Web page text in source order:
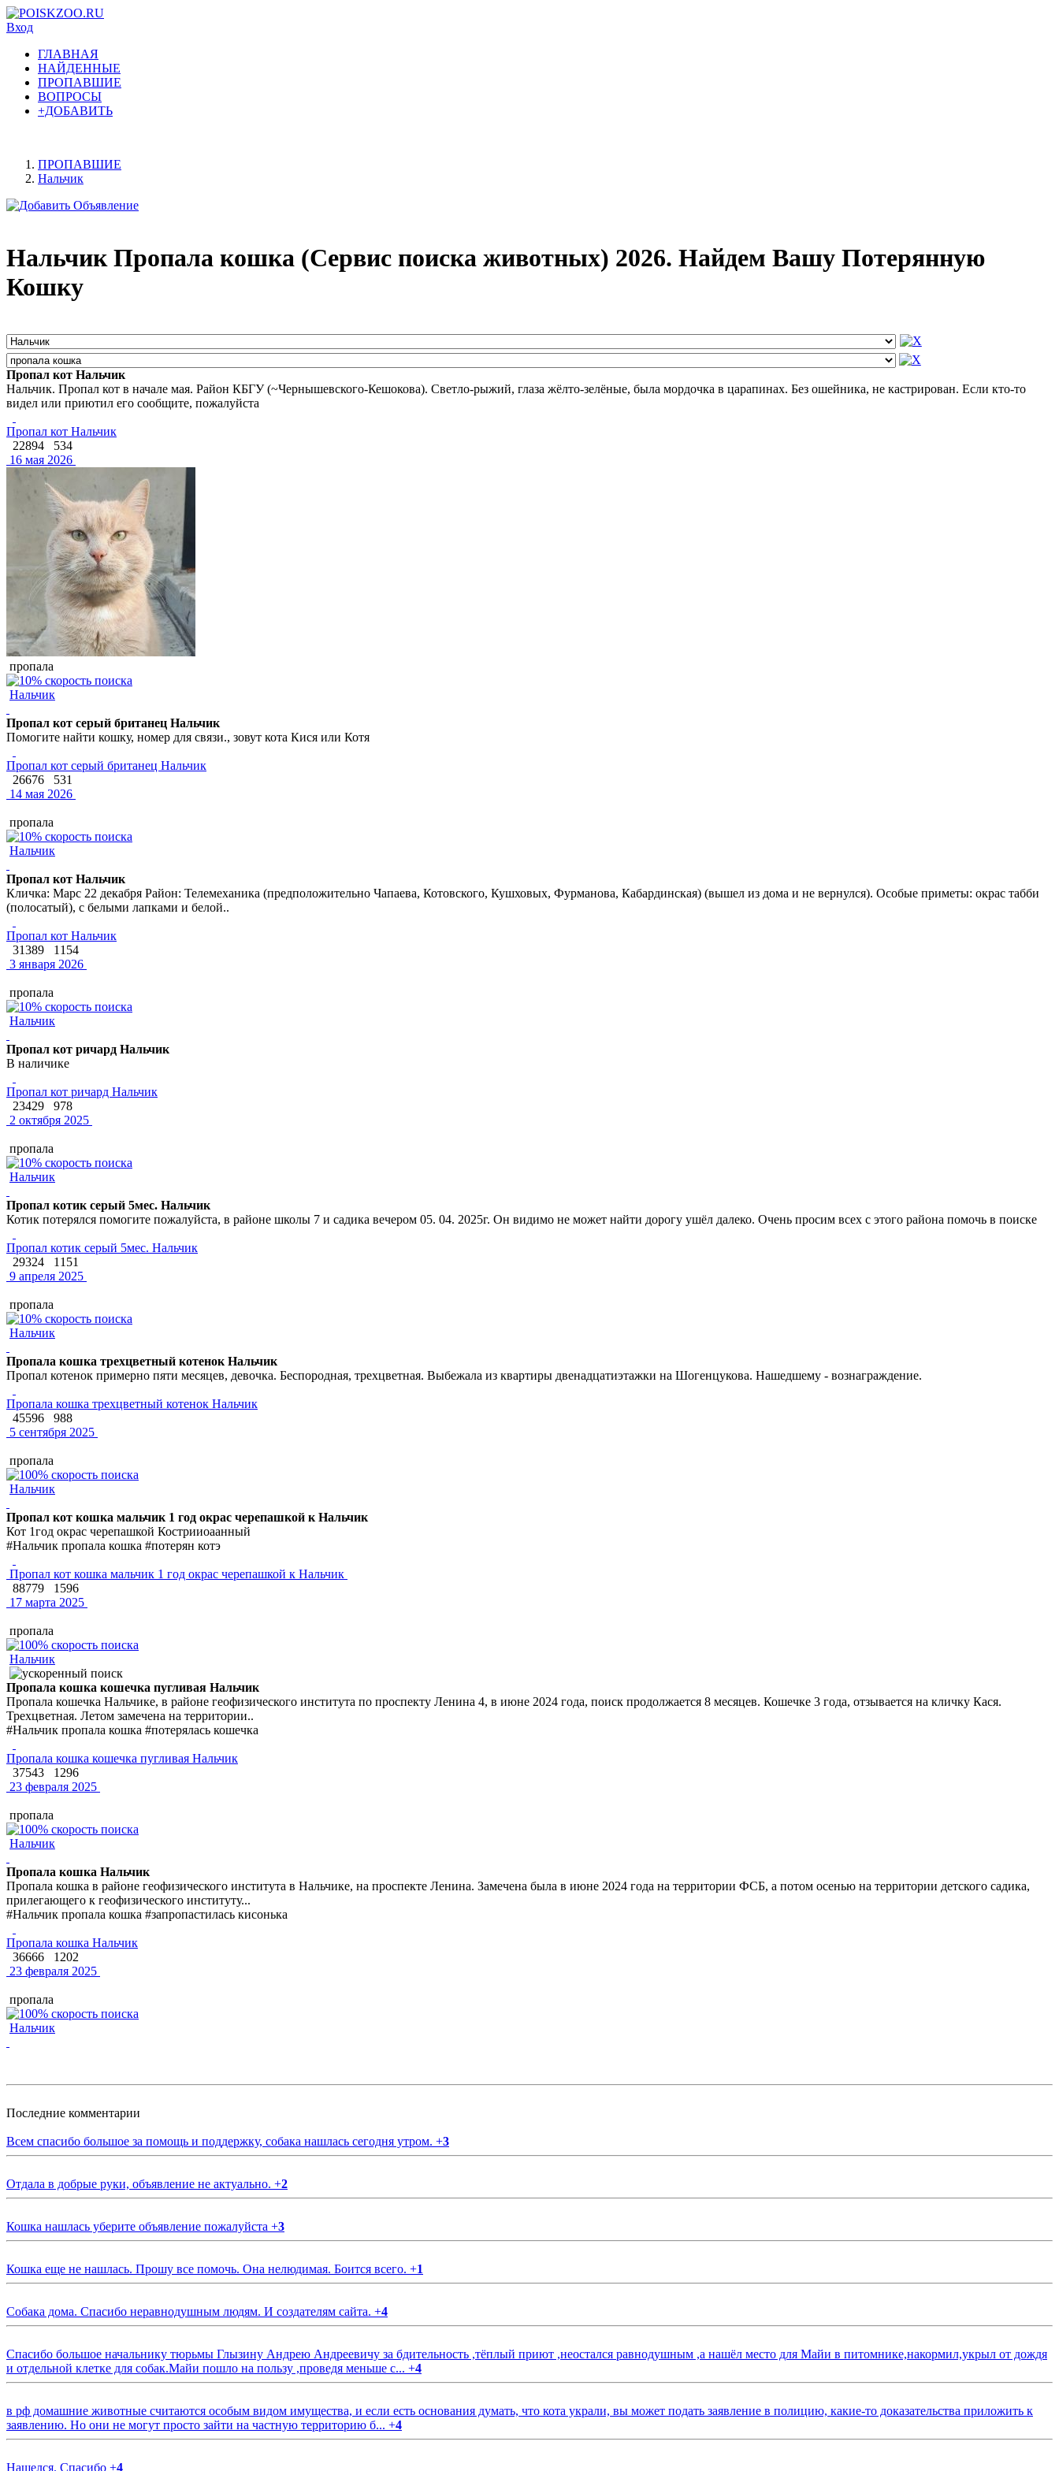
Вход
ГЛАВНАЯ
НАЙДЕННЫЕ
ПРОПАВШИЕ
ВОПРОСЫ
+ДОБАВИТЬ
ПРОПАВШИЕ
Нальчик
Нальчик Пропала кошка (Сервис поиска животных) 2026. Найдем Вашу Потерянную
Кошку
Пропал кот Нальчик
Нальчик. Пропал кот в начале мая. Район КБГУ (~Чернышевского-Кешокова). Светло-рыжий, глаза жёлто-зелёные, была мордочка в царапинах. Без ошейника, не кастрирован. Если кто-то
видел или приютил его сообщите, пожалуйста
Пропал кот Нальчик
22894
534
16 мая 2026
пропала
Нальчик
Пропал кот серый британец Нальчик
Помогите найти кошку, номер для связи., зовут кота Кися или Котя
Пропал кот серый британец Нальчик
26676
531
14 мая 2026
пропала
Нальчик
Пропал кот Нальчик
Кличка: Марс 22 декабря Район: Телемеханика (предположительно Чапаева, Котовского, Кушховых, Фурманова, Кабардинская) (вышел из дома и не вернулся). Особые приметы: окрас табби
(полосатый), с белыми лапками и белой..
Пропал кот Нальчик
31389
1154
3 января 2026
пропала
Нальчик
Пропал кот ричард Нальчик
В наличике
Пропал кот ричард Нальчик
23429
978
2 октября 2025
пропала
Нальчик
Пропал котик серый 5мес. Нальчик
Котик потерялся помогите пожалуйста, в районе школы 7 и садика вечером 05. 04. 2025г. Он видимо не может найти дорогу ушёл далеко. Очень просим всех с этого района помочь в поиске
Пропал котик серый 5мес. Нальчик
29324
1151
9 апреля 2025
пропала
Нальчик
Пропала кошка трехцветный котенок Нальчик
Пропал котенок примерно пяти месяцев, девочка. Беспородная, трехцветная. Выбежала из квартиры двенадцатиэтажки на Шогенцукова. Нашедшему - вознаграждение.
Пропала кошка трехцветный котенок Нальчик
45596
988
5 сентября 2025
пропала
Нальчик
Пропал кот кошка мальчик 1 год окрас черепашкой к Нальчик
Кот 1год окрас черепашкой Кострииоаанный
#Нальчик пропала кошка #потерян котэ
Пропал кот кошка мальчик 1 год окрас черепашкой к Нальчик
88779
1596
17 марта 2025
пропала
Нальчик
Пропала кошка кошечка пугливая Нальчик
Пропала кошечка Нальчике, в районе геофизического института по проспекту Ленина 4, в июне 2024 года, поиск продолжается 8 месяцев. Кошечке 3 года, отзывается на кличку Кася.
Трехцветная. Летом замечена на территории..
#Нальчик пропала кошка #потерялась кошечка
Пропала кошка кошечка пугливая Нальчик
37543
1296
23 февраля 2025
пропала
Нальчик
Пропала кошка Нальчик
Пропала кошка в районе геофизического института в Нальчике, на проспекте Ленина. Замечена была в июне 2024 года на территории ФСБ, а потом осенью на территории детского садика,
прилегающего к геофизического институту...
#Нальчик пропала кошка #запропастилась кисонька
Пропала кошка Нальчик
36666
1202
23 февраля 2025
пропала
Нальчик
Последние комментарии
Всем спасибо большое за помощь и поддержку, собака нашлась сегодня утром. +3
Отдала в добрые руки, объявление не актуально. +2
Кошка нашлась уберите объявление пожалуйста +3
Кошка еще не нашлась. Прошу все помочь. Она нелюдимая. Боится всего. +1
Собака дома. Спасибо неравнодушным людям. И создателям сайта. +4
Спасибо большое начальнику тюрьмы Глызину Андрею Андреевичу за бдительность ,тёплый приют ,неостался равнодушным ,а нашёл место для Майи в питомнике,накормил,укрыл от дождя
и отдельной клетке для собак.Майи пошло на пользу ,проведя меньше с... +4
в рф домашние животные считаются особым видом имущества, и если есть основания думать, что кота украли, вы может подать заявление в полицию, какие-то доказательства приложить к
заявлению. Но они не могут просто зайти на частную территорию б... +4
Нашелся. Спасибо +4